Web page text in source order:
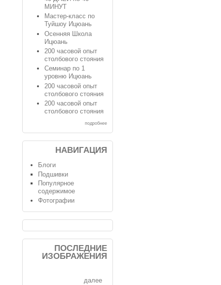
МИНУТ
Мастер-класс по
Туйшоу Ицюань
Осенняя Школа
Ицюань
200 часовой опыт
столбового стояния
Семинар по 1
уровню Ицюань
200 часовой опыт
столбового стояния
200 часовой опыт
столбового стояния
подробнее
НАВИГАЦИЯ
Блоги
Подшивки
Популярное
содержимое
Фотографии
ПОСЛЕДНИЕ
ИЗОБРАЖЕНИЯ
далее